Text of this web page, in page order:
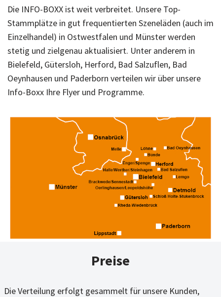
Die INFO-BOXX ist weit verbreitet. Unsere Top-
Stammplätze in gut frequentierten Szeneläden (auch im
Einzelhandel) in Ostwestfalen und Münster werden
stetig und zielgenau aktualisiert. Unter anderem in
Bielefeld, Gütersloh, Herford, Bad Salzuflen, Bad
Oeynhausen und Paderborn verteilen wir über unsere
Info-Boxx Ihre Flyer und Programme.
Preise
Die Verteilung erfolgt gesammelt für unsere Kunden,